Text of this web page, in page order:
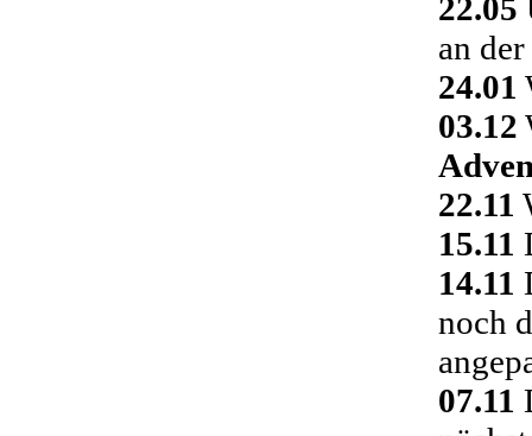
22.05
an
24.01
03.12
22.11
15.11
14.11
noch
07.11